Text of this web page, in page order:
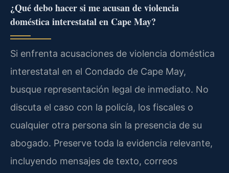
¿Qué debo hacer si me acusan de violencia
doméstica interestatal en Cape May?
Si enfrenta acusaciones de violencia doméstica
interestatal en el Condado de Cape May,
busque representación legal de inmediato. No
discuta el caso con la policía, los fiscales o
cualquier otra persona sin la presencia de su
abogado. Preserve toda la evidencia relevante,
incluyendo mensajes de texto, correos